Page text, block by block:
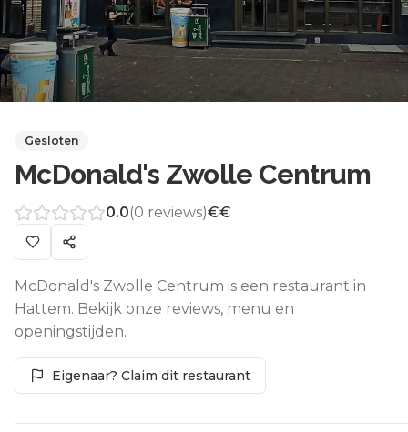
Gesloten
McDonald's Zwolle Centrum
0.0(0 reviews)€€
McDonald's Zwolle Centrum is een restaurant in
Hattem. Bekijk onze reviews, menu en
openingstijden.
Eigenaar? Claim dit restaurant